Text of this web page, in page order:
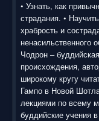
• Узнать, как
страдания. •
храбрость и
Чодрон –
происхождения,
широкому кругу
Гампо в Новой
лекциями по всему
буддийские учения